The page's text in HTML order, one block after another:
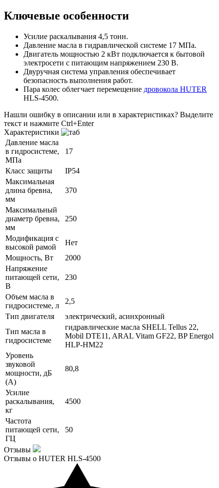
Ключевые особенности
Усилие раскалывания 4,5 тонн.
Давление масла в гидравлической системе 17 МПа.
Двигатель мощностью 2 кВт подключается к бытовой
электросети с питающим напряжением 230 В.
Двуручная система управления обеспечивает
безопасность выполнения работ.
Пара колес облегчает перемещение дровокола HUTER
HLS-4500.
Нашли ошибку в описании или в характеристиках? Выделите
текст и нажмите Ctrl+Enter
Характеристики
Давление масла
в гидросистеме,
МПа
17
Класс защиты
IP54
Максимальная
длина бревна,
мм
370
Максимальный
диаметр бревна,
мм
250
Модификация с
высокой рамой
Нет
Мощность, Вт
2000
Напряжение
питающей сети,
В
230
Объем масла в
гидросистеме, л
2,5
Тип двигателя
электрический, асинхронный
Тип масла в
гидросистеме
гидравлические масла SHELL Tellus 22,
Mobil DTE11, ARAL Vitam GF22, BP Energol
HLP-HM22
Уровень
звуковой
мощности, дБ
(А)
80,8
Усилие
раскалывания,
кг
4500
Частота
питающей сети,
ГЦ
50
Отзывы
Отзывы о HUTER HLS-4500